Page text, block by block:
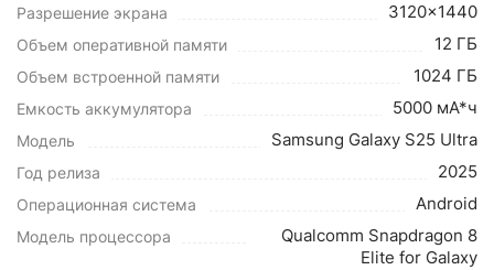
Разрешение экрана 3120x1440
Объем оперативной памяти 12 ГБ
Объем встроенной памяти 1024 ГБ
Емкость аккумулятора 5000 мА*ч
Модель Samsung Galaxy S25 Ultra
Год релиза 2025
Операционная система Android
Модель процессора
Qualcomm Snapdragon 8
Elite for Galaxy